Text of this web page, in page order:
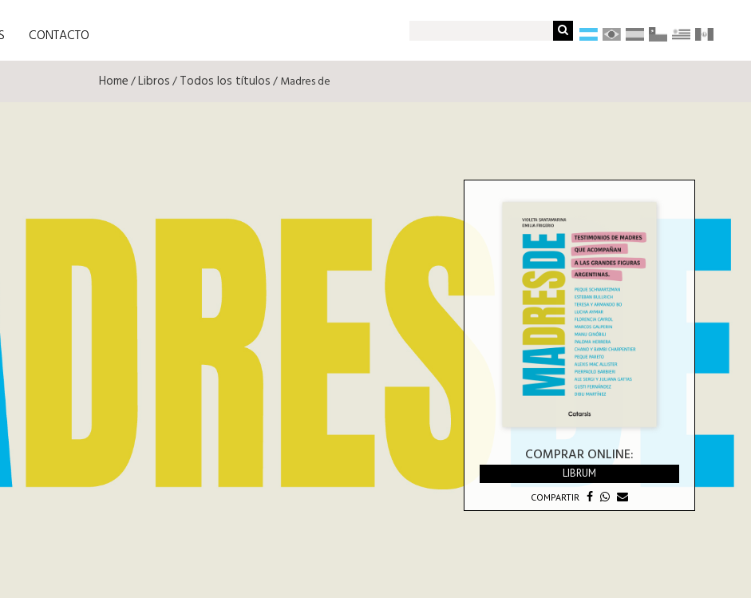
CONTACTO
Home/Libros/Todos los títulos/ Madres de
COMPRAR ONLINE:
LIBRUM
COMPARTIR